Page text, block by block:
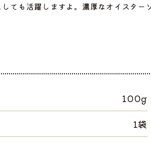
ても活躍しますよ。濃厚なオイスタ
100g
1袋